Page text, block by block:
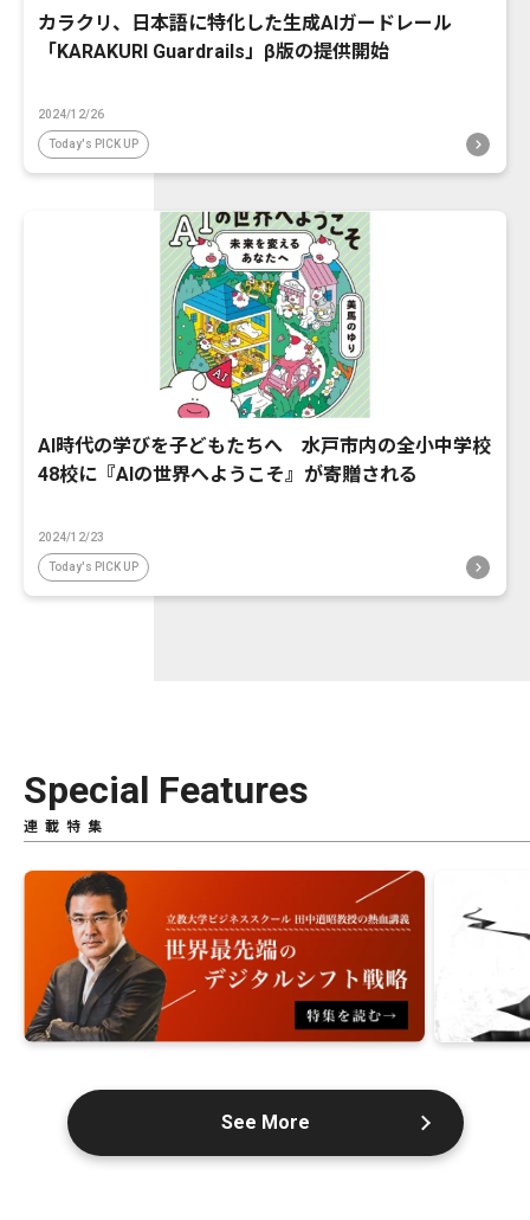
カラクリ、日本語に特化した生成AIガードレール
「KARAKURI Guardrails」β版の提供開始
2024/12/26
Today's PICK UP
AI時代の学びを子どもたちへ 水戸市内の全小中学校
48校に『AIの世界へようこそ』が寄贈される
2024/12/23
Today's PICK UP
Special Features
連載特集
See More